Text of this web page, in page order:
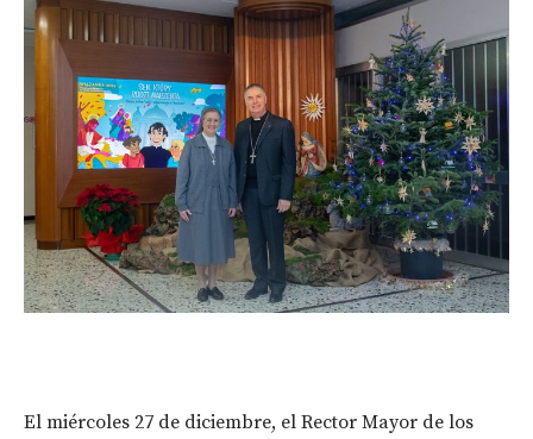
El miércoles 27 de diciembre, el Rector Mayor de los